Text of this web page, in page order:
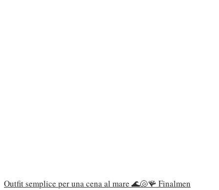
Outfit semplice per una cena al mare 🌊🐚🪸 Finalmen